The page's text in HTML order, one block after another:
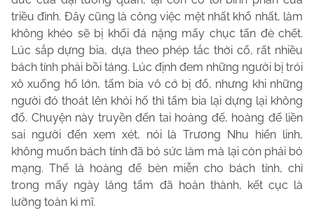
triều đình. Đây cũng là công việc mệt nhất khổ nhất, làm
không khéo sẽ bị khối đá nặng mấy chục tấn đè chết.
Lúc sắp dựng bia, dựa theo phép tắc thời cổ, rất nhiều
bách tính phải bồi táng. Lúc định đem những người bị trói
xô xuống hố lớn, tấm bia vô cớ bị đổ, nhưng khi những
người đó thoát lên khỏi hố thì tấm bia lại dựng lại không
đổ. Chuyện này truyền đến tai hoàng đế, hoàng đế liền
sai người đến xem xét, nói là Trương Nhu hiển linh,
không muốn bách tính đã bỏ sức làm mà lại còn phải bỏ
mạng. Thế là hoàng đế bèn miễn cho bách tính, chỉ
trong mấy ngày lăng tẩm đã hoàn thành, kết cục là
lưỡng toàn kì mĩ.